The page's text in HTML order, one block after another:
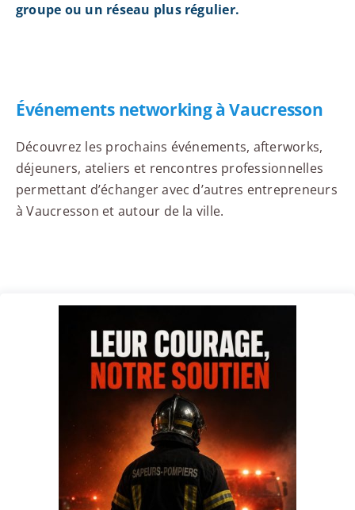
groupe ou un réseau plus régulier.
Événements networking à Vaucresson
Découvrez les prochains événements, afterworks,
déjeuners, ateliers et rencontres professionnelles
permettant d’échanger avec d’autres entrepreneurs
à Vaucresson et autour de la ville.